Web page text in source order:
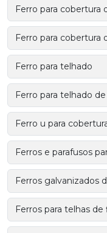
Ferro para cobertura
Ferro para cobertura
Ferro para telhado
Ferro para telhado
Ferro u para
Ferros e parafusos
Ferros galvanizados
Ferros para telhas